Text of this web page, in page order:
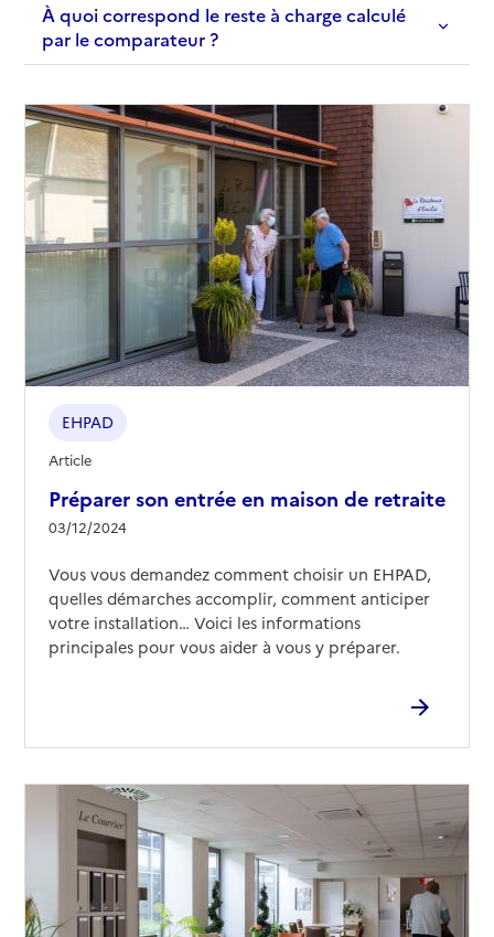
À quoi correspond le reste à charge calculé
par le comparateur ?
Préparer son entrée en maison de retraite
03/12/2024
EHPAD
Article
Vous vous demandez comment choisir un EHPAD,
quelles démarches accomplir, comment anticiper
votre installation… Voici les informations
principales pour vous aider à vous y préparer.